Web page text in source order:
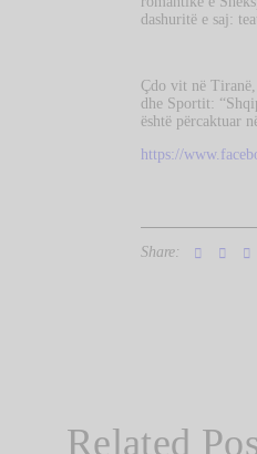
dashuritë e saj:
Çdo vit në
dhe Sportit:
është përcaktuar
https://
Share:
Related